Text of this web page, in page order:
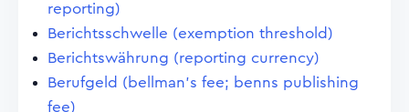
reporting)
Berichtsschwelle (exemption threshold)
Berichtswährung (reporting currency)
Berufgeld (bellman's fee; benns publishing
fee)